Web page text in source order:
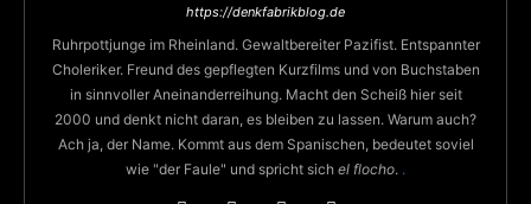
https://denkfabrikblog.de
Ruhrpottjunge im Rheinland. Gewaltbereiter Pazifist. Entspannter
Choleriker. Freund des gepflegten Kurzfilms und von Buchstaben
in sinnvoller Aneinanderreihung. Macht den Scheiß hier seit
2000 und denkt nicht daran, es bleiben zu lassen. Warum auch?
Ach ja, der Name. Kommt aus dem Spanischen, bedeutet soviel
wie "der Faule" und spricht sich el flocho. .